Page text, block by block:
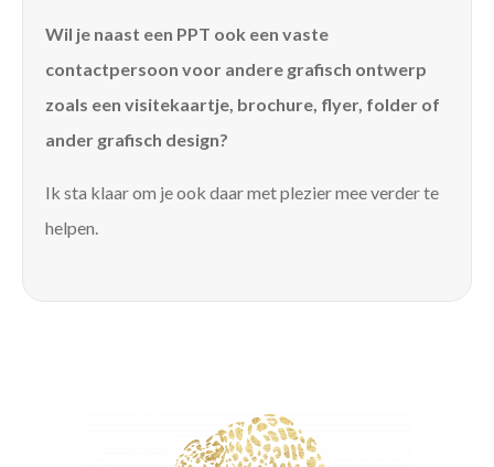
Wil je naast een PPT ook een vaste
contactpersoon voor andere grafisch ontwerp
zoals een visitekaartje, brochure, flyer, folder of
ander grafisch design?
Ik sta klaar om je ook daar met plezier mee verder te
helpen.